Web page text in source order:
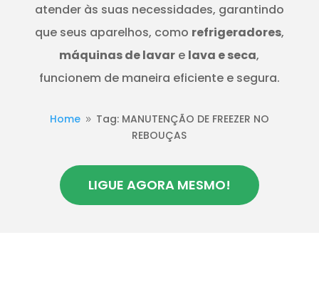
atender às suas necessidades, garantindo
que seus aparelhos, como refrigeradores,
máquinas de lavar e lava e seca,
funcionem de maneira eficiente e segura.
Home 9 Tag: MANUTENÇÃO DE FREEZER NO
REBOUÇAS
LIGUE AGORA MESMO!